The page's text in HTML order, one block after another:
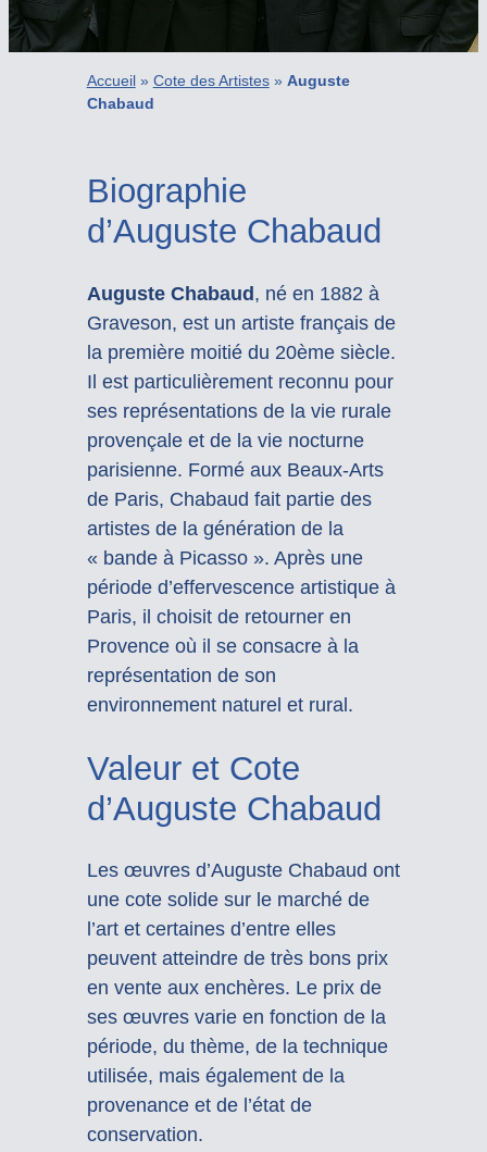
Accueil» Cote des Artistes» Auguste
Chabaud
Biographie
d’Auguste Chabaud
Auguste Chabaud, né en 1882 à
Graveson, est un artiste français de
la première moitié du 20ème siècle.
Il est particulièrement reconnu pour
ses représentations de la vie rurale
provençale et de la vie nocturne
parisienne. Formé aux Beaux-Arts
de Paris, Chabaud fait partie des
artistes de la génération de la
« bande à Picasso ». Après une
période d’effervescence artistique à
Paris, il choisit de retourner en
Provence où il se consacre à la
représentation de son
environnement naturel et rural.
Valeur et Cote
d’Auguste Chabaud
Les œuvres d’Auguste Chabaud ont
une cote solide sur le marché de
l’art et certaines d’entre elles
peuvent atteindre de très bons prix
en vente aux enchères. Le prix de
ses œuvres varie en fonction de la
période, du thème, de la technique
utilisée, mais également de la
provenance et de l’état de
conservation.